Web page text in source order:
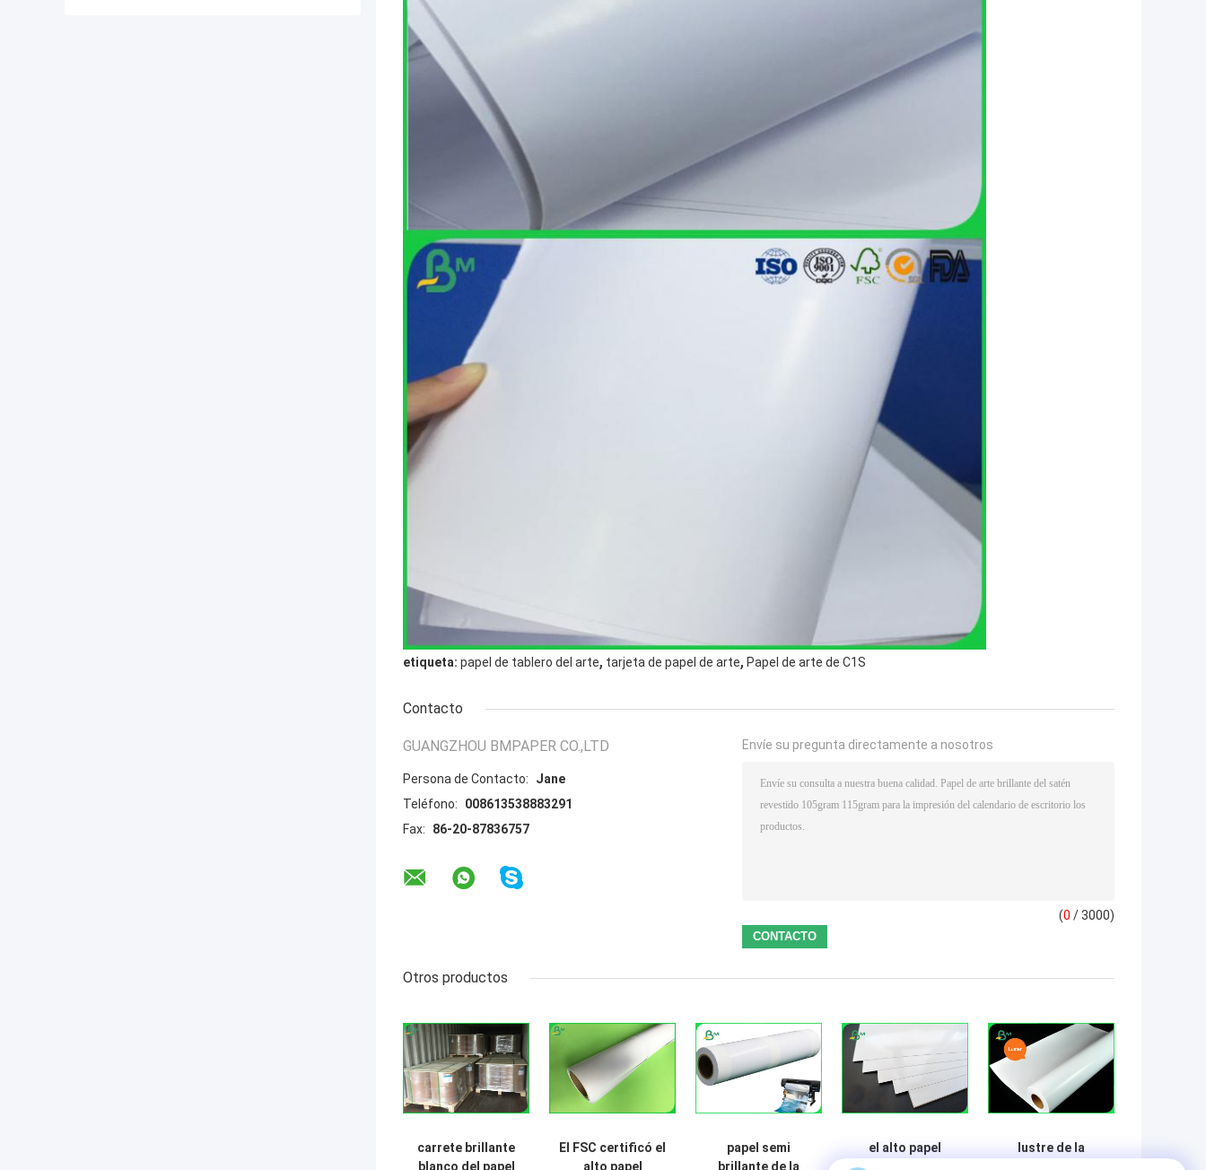
etiqueta: papel de tablero del arte, tarjeta de papel de arte, Papel de arte de C1S
Contacto
GUANGZHOU BMPAPER CO.,LTD
Persona de Contacto:
Jane
Teléfono:
008613538883291
Fax:
86-20-87836757
Envíe su pregunta directamente a nosotros
(0 / 3000)
Otros productos
carrete brillante
blanco del papel
El FSC certificó el
alto papel
papel semi
brillante de la
el alto papel
brillante de la
lustre de la